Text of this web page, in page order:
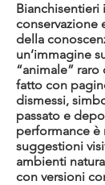
conservazione
della
un’immagine
“animale”
fatto con
dismessi,
passato e
performance è
suggestioni
ambienti
con versioni